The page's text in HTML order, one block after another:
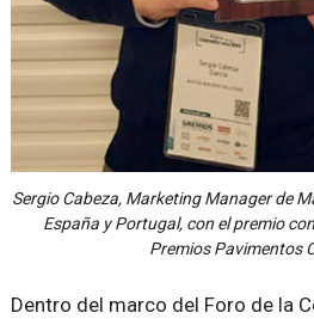
Sergio Cabeza, Marketing Manager de
España y Portugal, con el premio
Premios Pavimentos
Dentro del marco del Foro de la